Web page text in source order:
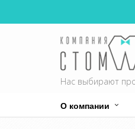
Нас выбирают
О компании